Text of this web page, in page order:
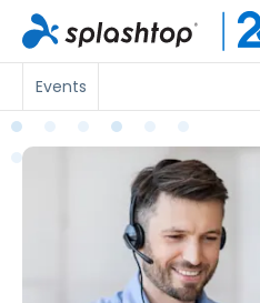
Events